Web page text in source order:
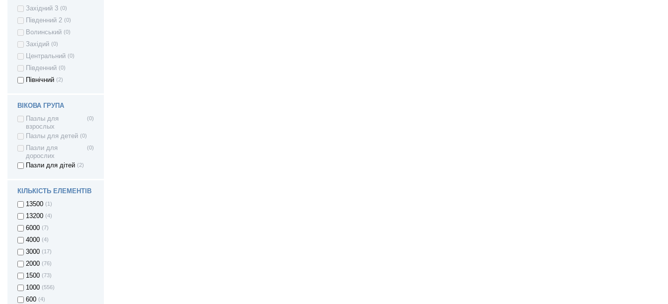
Західний 3 (0)
Південний 2 (0)
Волинський (0)
Західий (0)
Центральний (0)
Південний (0)
Північний (2)
ВІКОВА ГРУПА
Пазлы для
взрослых
(0)
Пазлы для детей (0)
Пазли для
дорослих
(0)
Пазли для дітей (2)
КІЛЬКІСТЬ ЕЛЕМЕНТІВ
13500 (1)
13200 (4)
6000 (7)
4000 (4)
3000 (17)
2000 (76)
1500 (73)
1000 (556)
600 (4)